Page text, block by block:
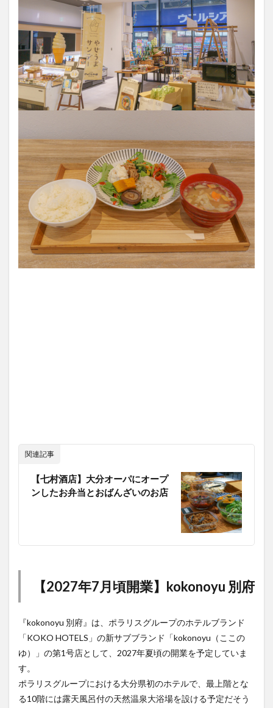
関連記事
【七村酒店】大分オーパにオープ
ンしたお弁当とおばんざいのお店
【2027年7月頃開業】kokonoyu 別府
『kokonoyu 別府』は、ポラリスグループのホテルブランド
「KOKO HOTELS」の新サブブランド「kokonoyu（ここの
ゆ）」の第1号店として、2027年夏頃の開業を予定していま
す。
ポラリスグループにおける大分県初のホテルで、最上階とな
る10階には露天風呂付の天然温泉大浴場を設ける予定だそう